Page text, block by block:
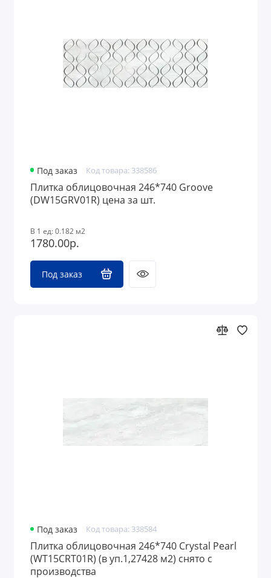
Под заказ Код товара: 338586
Плитка облицовочная 246*740 Groove
(DW15GRV01R) цена за шт.
В 1 ед: 0.182 м2
1780.00р.
Под заказ
Под заказ Код товара: 338584
Плитка облицовочная 246*740 Crystal Pearl
(WT15CRT01R) (в уп.1,27428 м2) снято с
производства